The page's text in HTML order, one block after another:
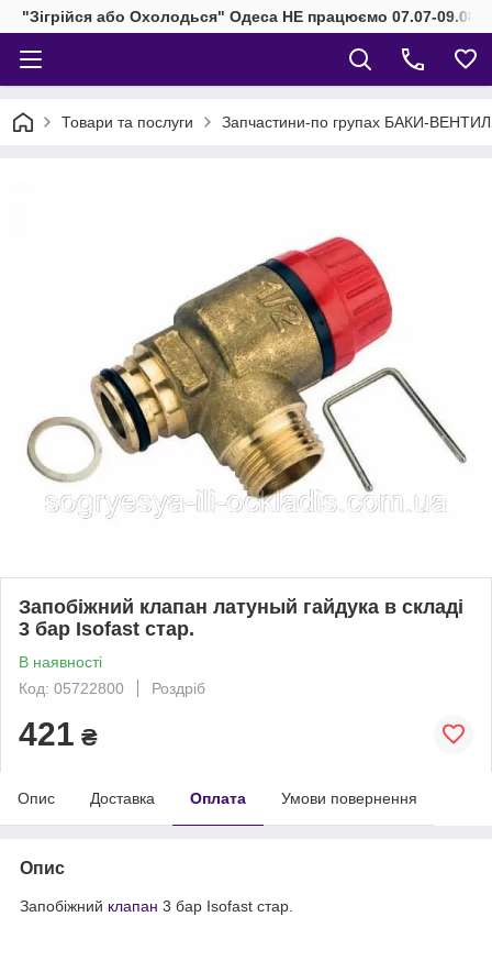
"Зігрійся або Охолодься" Одеса НЕ працюємо 07.07-
Товари та послуги Запчастини-по групах БАКИ-
Запобіжний клапан латуный гайдука в складі
3 бар Isofast стар.
В наявності
Код: 05722800
Роздріб
421 ₴
Опис Доставка Оплата Умови повернення
Опис
Запобіжний клапан 3 бар Isofast стар.